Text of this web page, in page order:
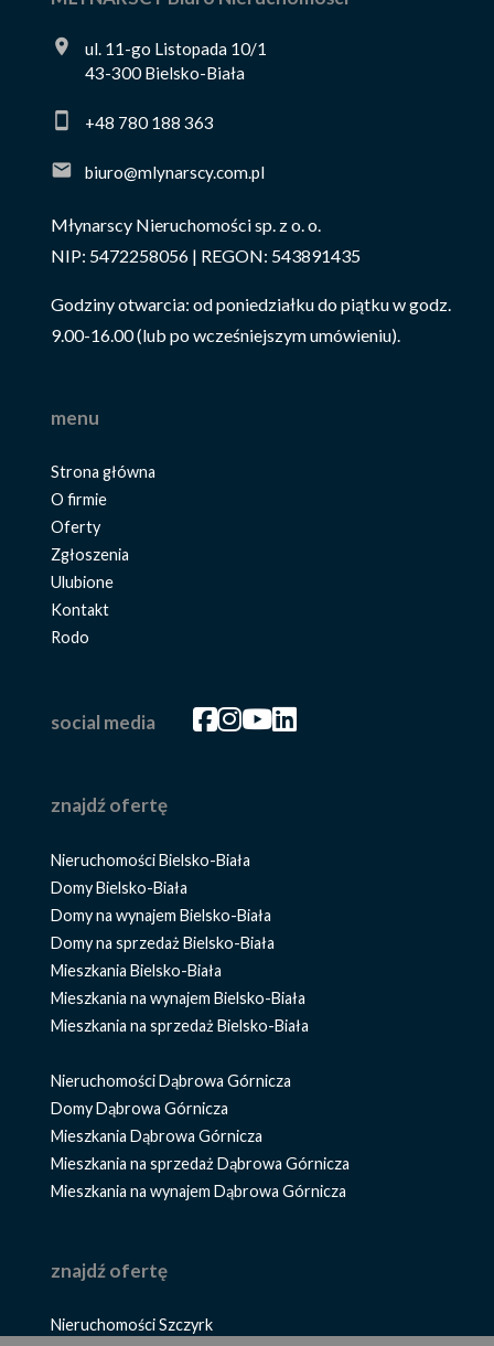
ul. 11-go Listopada 10/1
43-300 Bielsko-Biała
+48 780 188 363
biuro@mlynarscy.com.pl
Młynarscy Nieruchomości sp. z o. o.
NIP: 5472258056 | REGON: 543891435
Godziny otwarcia: od poniedziałku do piątku w godz.
9.00-16.00 (lub po wcześniejszym umówieniu).
menu
Strona główna
O firmie
Oferty
Zgłoszenia
Ulubione
Kontakt
Rodo
social media Facebook
Facebook
Facebook
Facebook
znajdź ofertę
Nieruchomości Bielsko-Biała
Domy Bielsko-Biała
Domy na wynajem Bielsko-Biała
Domy na sprzedaż Bielsko-Biała
Mieszkania Bielsko-Biała
Mieszkania na wynajem Bielsko-Biała
Mieszkania na sprzedaż Bielsko-Biała
Nieruchomości Dąbrowa Górnicza
Domy Dąbrowa Górnicza
Mieszkania Dąbrowa Górnicza
Mieszkania na sprzedaż Dąbrowa Górnicza
Mieszkania na wynajem Dąbrowa Górnicza
znajdź ofertę
Nieruchomości Szczyrk